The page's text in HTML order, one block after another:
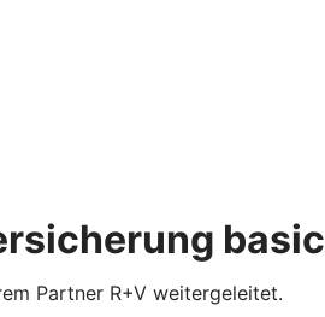
basic
Partner R+V weitergeleitet.